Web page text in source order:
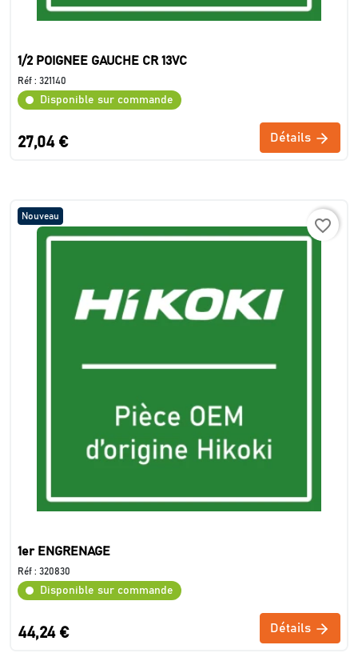
1/2 POIGNEE GAUCHE CR 13VC
Réf : 321140
Disponible sur commande
27,04 € Détails
Nouveau
favorite_border
1er ENGRENAGE
Réf : 320830
Disponible sur commande
44,24 € Détails